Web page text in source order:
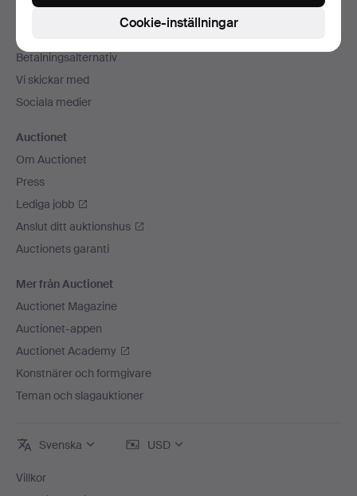
Betalningsalternativ
Vi skickar med
Sociala medier
Auctionet
Om Auctionet
Press
Lediga jobb
Anslut ditt auktionshus
Auctionets garanti
Mer från Auctionet
Auctionet Magazine
Auctionet-appen
Auctionet Academy
Konstnärer och formgivare
Teman och slagauktioner
Svenska USD
Villkor
Cookie-inställningar